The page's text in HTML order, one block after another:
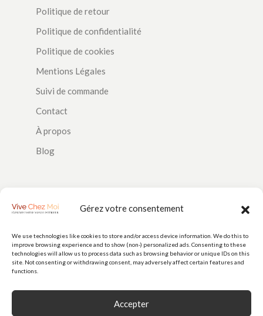
Gérez votre consentement
We use technologies like cookies to store and/or access device information. We do this to
improve browsing experience and to show (non-) personalized ads. Consenting to these
technologies will allow us to process data such as browsing behavior or unique IDs on this
site. Not consenting or withdrawing consent, may adversely affect certain features and
functions.
Accepter
Politique de retour
Politique de confidentialité
Politique de cookies
Mentions Légales
Suivi de commande
Contact
À propos
Blog
PAIEMENTS